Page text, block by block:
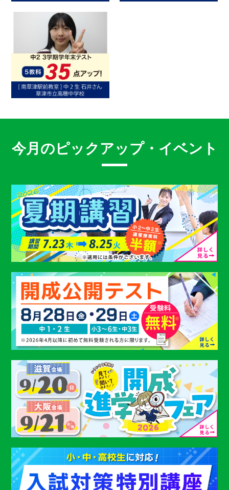
今月のピックアップ・イベント